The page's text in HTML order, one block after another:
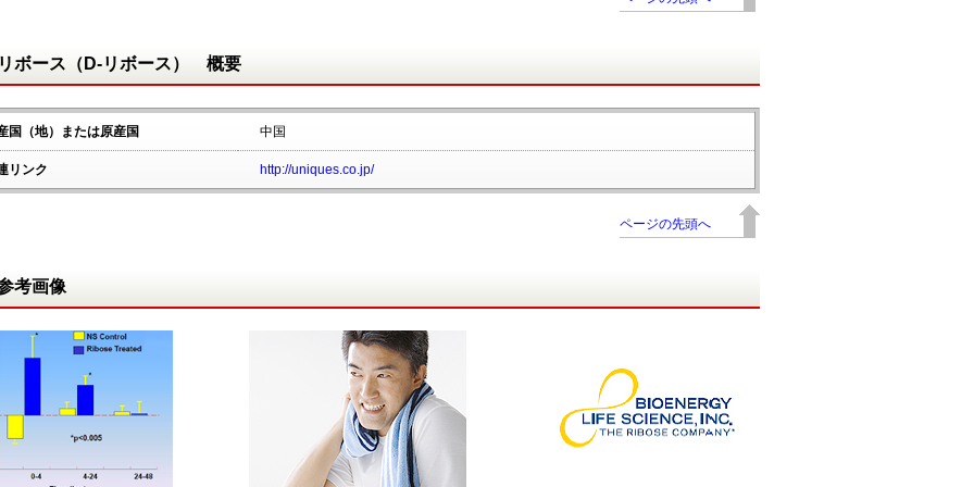
ボース（D-リボース） 概要
国（地）または原産国 中国
リンク http://uniques.co.jp/
ページの先頭へ
考画像